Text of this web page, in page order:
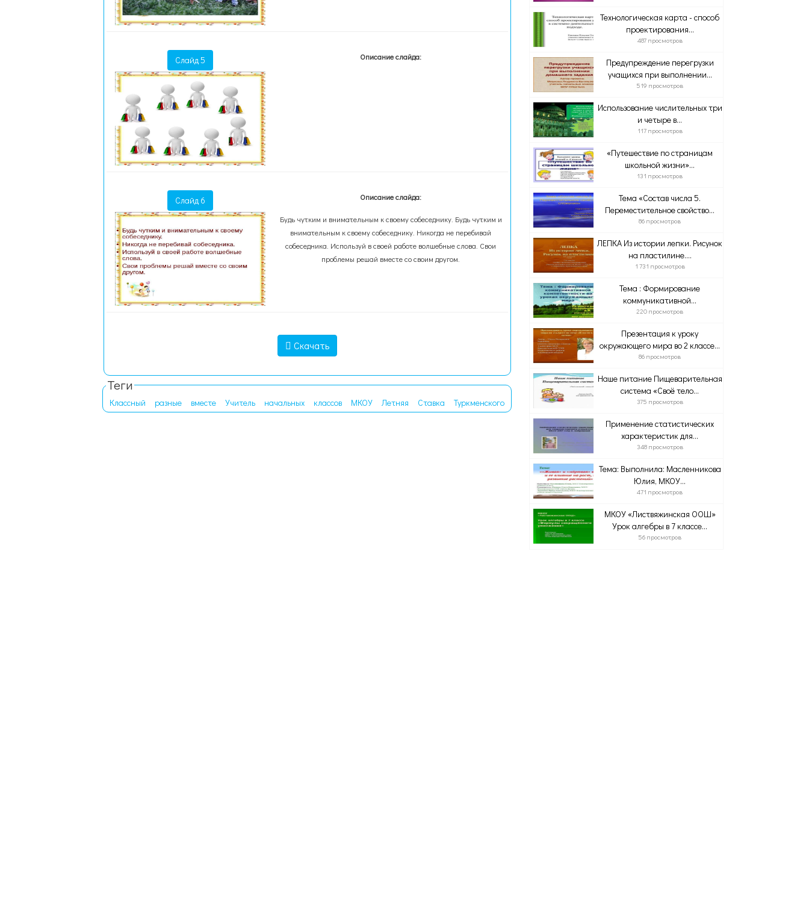
Слайд 5 Описание слайда:
Слайд 6 Описание слайда:
Будь чутким и внимательным к своему собеседнику. Будь чутким и
внимательным к своему собеседнику. Никогда не перебивай
собеседника. Используй в своей работе волшебные слова. Свои
проблемы решай вместе со своим другом.
Скачать
Теги
Классный разные вместе Учитель начальных классов МКОУ Летняя Ставка Туркменского
Технологическая карта - способ
проектирования...
487 просмотров
Предупреждение перегрузки
учащихся при выполнении...
519 просмотров
Использование числительных три
и четыре в...
117 просмотров
«Путешествие по страницам
школьной жизни»...
131 просмотров
Тема «Состав числа 5.
Переместительное свойство...
86 просмотров
ЛЕПКА Из истории лепки. Рисунок
на пластилине....
1 731 просмотров
Тема : Формирование
коммуникативной...
220 просмотров
Презентация к уроку
окружающего мира во 2 классе...
86 просмотров
Наше питание Пищеварительная
система «Своё тело...
375 просмотров
Применение статистических
характеристик для...
348 просмотров
Тема: Выполнила: Масленникова
Юлия, МКОУ...
471 просмотров
МКОУ «Листвяжинская ООШ»
Урок алгебры в 7 классе...
56 просмотров